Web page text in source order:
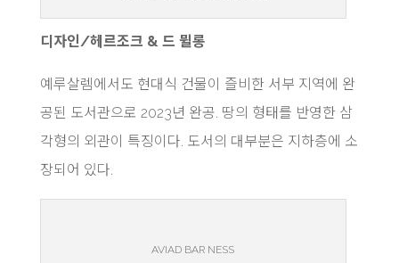
디자인/헤르조크 & 드 뮐롱
예루살렘에서도 현대식 건물이 즐비한 서부 지역에 완
공된 도서관으로 2023년 완공. 땅의 형태를 반영한 삼
각형의 외관이 특징이다. 도서의 대부분은 지하층에 소
장되어 있다.
AVIAD BAR NESS